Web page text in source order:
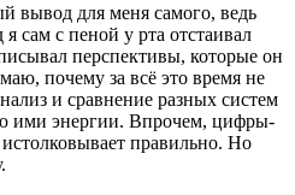
вывод для меня самого, ведь
сам с пеной у рта отстаивал
перспективы, которые он
почему за всё это время не
и сравнение разных систем
ими энергии. Впрочем, цифры-
правильно. Но